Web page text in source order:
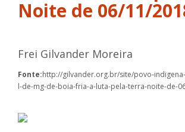
Noite de 06/11/
Frei Gilvander Moreira
Fonte:http://gilvander.org.br/site/povo-
l-de-mg-de-boia-fria-a-luta-pela-terra-noite-de-